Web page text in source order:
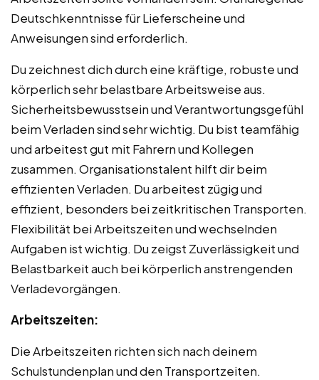
Deutschkenntnisse für Lieferscheine und
Anweisungen sind erforderlich.
Du zeichnest dich durch eine kräftige, robuste und
körperlich sehr belastbare Arbeitsweise aus.
Sicherheitsbewusstsein und Verantwortungsgefühl
beim Verladen sind sehr wichtig. Du bist teamfähig
und arbeitest gut mit Fahrern und Kollegen
zusammen. Organisationstalent hilft dir beim
effizienten Verladen. Du arbeitest zügig und
effizient, besonders bei zeitkritischen Transporten.
Flexibilität bei Arbeitszeiten und wechselnden
Aufgaben ist wichtig. Du zeigst Zuverlässigkeit und
Belastbarkeit auch bei körperlich anstrengenden
Verladevorgängen.
Arbeitszeiten:
Die Arbeitszeiten richten sich nach deinem
Schulstundenplan und den Transportzeiten.